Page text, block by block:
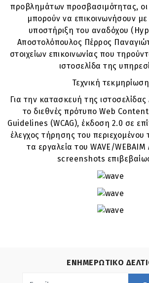
προβλημάτων προσβασιμότητας, οι
μπορούν να επικοινωνήσουν με
υποστήριξη του αναδόχου
Αποστολόπουλος Πέρρος
στοιχείων επικοινωνίας που
ιστοσελίδα της
Τεχνική τεκμηρίωση
Για την κατασκευή της
το διεθνές πρότυπο Web
Guidelines (WCAG), έκδοση 2.0 σε
έλεγχος τήρησης του
τα εργαλεία του WAVE/
screenshots
ΕΝΗΜΕΡΩΤΙΚΟ